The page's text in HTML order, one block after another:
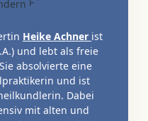
Heike Achner ist
und lebt als freie
absolvierte eine
und ist
Dabei
mit alten und